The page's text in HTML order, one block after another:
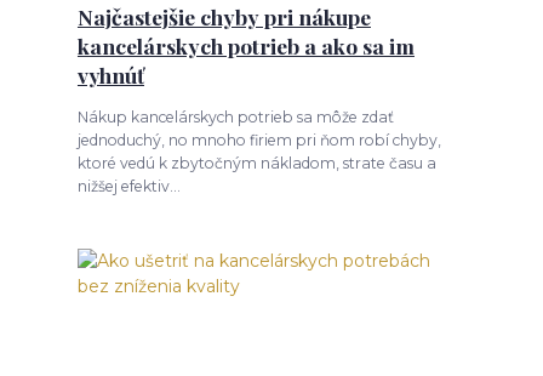
Najčastejšie chyby pri nákupe
kancelárskych potrieb a ako sa im
vyhnúť
Nákup kancelárskych potrieb sa môže zdať
jednoduchý, no mnoho firiem pri ňom robí chyby,
ktoré vedú k zbytočným nákladom, strate času a
nižšej efektiv...